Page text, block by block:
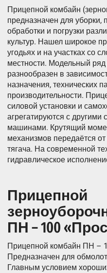
Прицепной комбайн
предназначен для уборки,
обработки и погрузки
культур. Нашел широкое
угодьях и на участках со
местности. Модельный
разнообразен в
назначения, технических
производительности.
силовой установки и
агрегатируются с другими
машинами. Крутящий
механизмов передаётся
тягача. На современной
гидравлическое
Прицепной
ПН – 100
Прицепной комбайн ПН –
Предназначен для
Главным условием